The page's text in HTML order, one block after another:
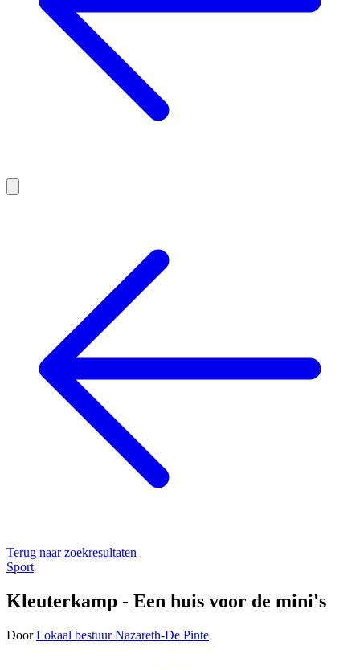
Terug naar zoekresultaten
Sport
Kleuterkamp - Een huis voor de mini's
Door Lokaal bestuur Nazareth-De Pinte